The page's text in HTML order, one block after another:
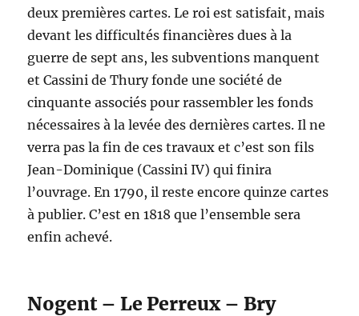
deux premières cartes. Le roi est satisfait, mais
devant les difficultés financières dues à la
guerre de sept ans, les subventions manquent
et Cassini de Thury fonde une société de
cinquante associés pour rassembler les fonds
nécessaires à la levée des dernières cartes. Il ne
verra pas la fin de ces travaux et c’est son fils
Jean-Dominique (Cassini IV) qui finira
l’ouvrage. En 1790, il reste encore quinze cartes
à publier. C’est en 1818 que l’ensemble sera
enfin achevé.
Nogent – Le Perreux – Bry